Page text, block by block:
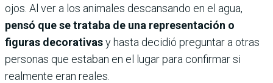
ojos. Al ver a los animales descansando en el agua,
pensó que se trataba de una representación o
figuras decorativasy hasta decidió preguntar a otras
personas que estaban en el lugar para confirmar si
realmente eran reales.